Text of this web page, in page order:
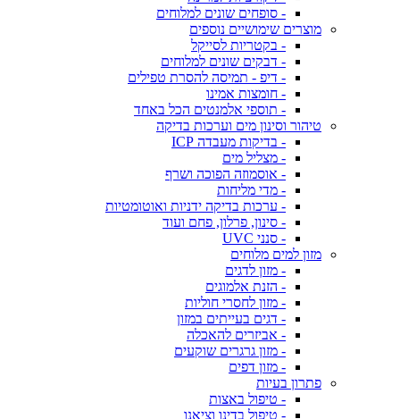
- סופחים שונים למלוחים
מוצרים שימושיים נוספים
- בקטריות לסייקל
- דבקים שונים למלוחים
- דיפ - תמיסה להסרת טפילים
- חומצות אמינו
- תוספי אלמנטים הכל באחד
טיהור וסינון מים וערכות בדיקה
- בדיקות מעבדה ICP
- מצליל מים
- אוסמוזה הפוכה ושרף
- מדי מליחות
- ערכות בדיקה ידניות ואוטומטיות
- סינון, פרלון, פחם ועוד
- סנני UVC
מזון למים מלוחים
- מזון לדגים
- הזנת אלמוגים
- מזון לחסרי חוליות
- דגים בעייתים במזון
- אביזרים להאכלה
- מזון גרגרים שוקעים
- מזון דפים
פתרון בעיות
- טיפול באצות
- טיפול בדינו וציאנו